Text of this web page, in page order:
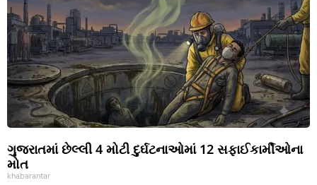
ગુજરાતમાં છેલ્લી 4 મોટી દુર્ઘટનાઓમાં 12 સફાઈકાર્મીઓના
મોત
khabarantar